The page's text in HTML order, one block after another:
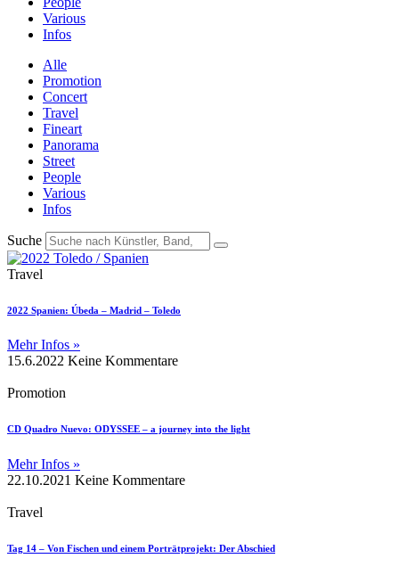
Various
Infos
Alle
Promotion
Concert
Travel
Fineart
Panorama
Street
People
Various
Infos
Suche
Travel
2022 Spanien: Úbeda – Madrid – Toledo
Mehr Infos »
15.6.2022 Keine Kommentare
Promotion
CD Quadro Nuevo: ODYSSEE – a journey into the light
Mehr Infos »
22.10.2021 Keine Kommentare
Travel
Tag 14 – Von Fischen und einem Porträtprojekt: Der Abschied